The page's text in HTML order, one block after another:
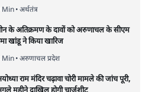
से मॉब लिंचिंग
का अभ्यास
6 JUL, 2026